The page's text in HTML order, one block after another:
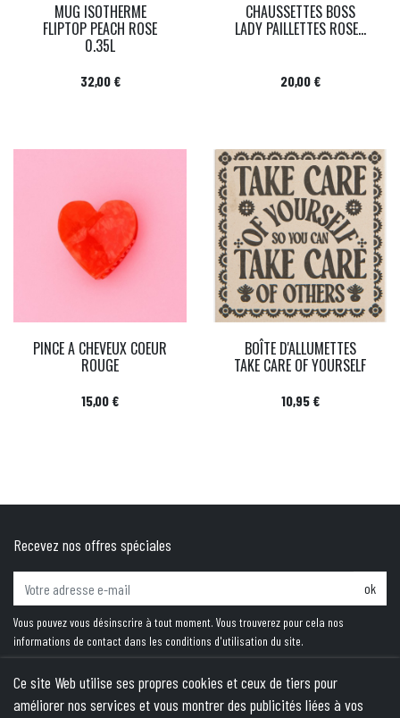
MUG ISOTHERME
FLIPTOP PEACH ROSE
0.35L
Prix
32,00 €
CHAUSSETTES BOSS
LADY PAILLETTES ROSE...
Prix
20,00 €
PINCE A CHEVEUX COEUR
ROUGE
Prix
15,00 €
BOÎTE D'ALLUMETTES
TAKE CARE OF YOURSELF
Prix
10,95 €
Recevez nos offres spéciales
ok
Vous pouvez vous désinscrire à tout moment. Vous trouverez pour cela nos
informations de contact dans les conditions d'utilisation du site.
PRODUITS
Ce site Web utilise ses propres cookies et ceux de tiers pour
améliorer nos services et vous montrer des publicités liées à vos